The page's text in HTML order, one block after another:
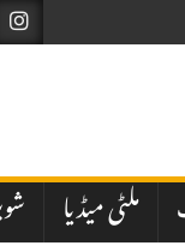
ملٹی میڈیا